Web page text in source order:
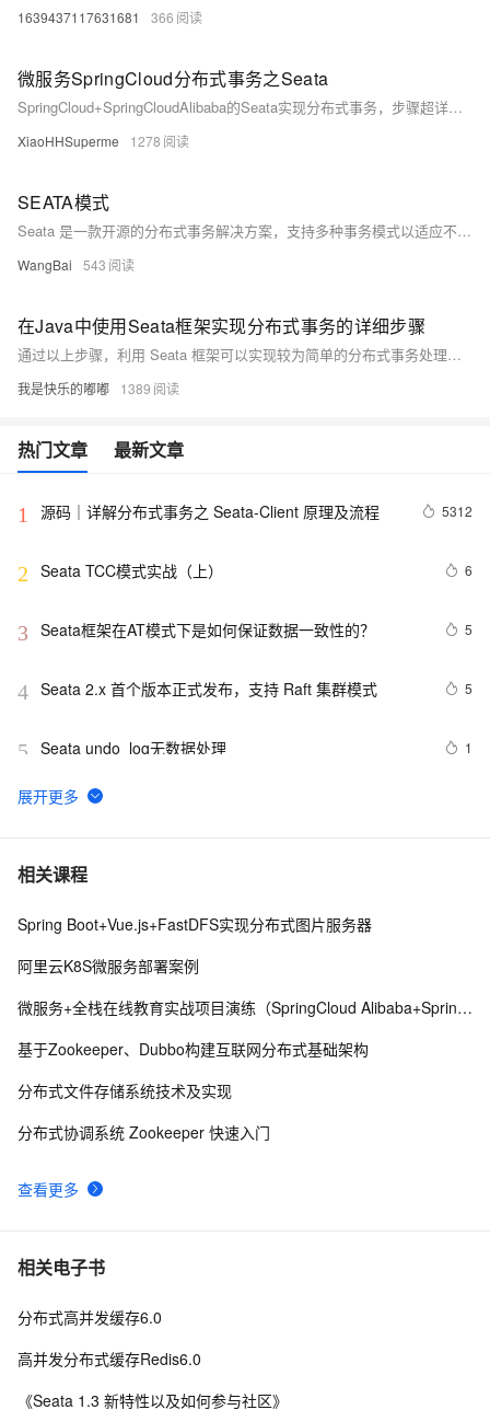
1639437117631681 366
微服务SpringCloud分布式事务之Seata
SpringCloud+SpringCloudAlibaba的Seata实现分布式事务，步骤超详细，附带视频教程
XiaoHHSuperme 1278
SEATA模式
Seata 是一款开源的分布式事务解决方案，支持多种事务模式以适应不同的应用场景。其主要模式包括：AT（TCC）模式，事务分三阶段执行；TCC 模式，提供更灵活的事务控制；SAGA 模式，基于状态机实现跨服务的事务一致性；XA 模式，采用传统两阶段提交协议确保数据一致性。
WangBai 543
在Java中使用Seata框架实现分布式事务的详细步骤
通过以上步骤，利用 Seata 框架可以实现较为简单的分布式事务处理。在实际应用中，还需要根据具体业务需求进行更详细的配置和处理。同时，要注意处理各种异常情况，以确保分布式事务的正确执行。
我是快乐的嘟嘟 1389
热门文章 最新文章
1 源码｜详解分布式事务之 Seata-Client 原理及流程 5312
2 Seata TCC模式实战（上） 6
3 Seata框架在AT模式下是如何保证数据一致性的？ 5
4 Seata 2.x 首个版本正式发布，支持 Raft 集群模式 5
5 Seata undo_log无数据处理 1
6 Seata TCC模式原理与实战
7 Seata常见问题之服务端 error日志没有输出,客户端执行
8 手把手教你Spring Cloud集成Seata XA模式
10从0到1 手把手搭建spring cloud alibaba 微服务大型应用
同一台服务器下报连接不上 127.0.0.1 8091 问题
相关课程
查看更多
Spring Boot+Vue.js+FastDFS实现分布式图片服务器
阿里云K8S微服务部署案例
微服务+全栈在线教育实战项目演练（SpringCloud Alibaba+SpringBoot）
基于Zookeeper、Dubbo构建互联网分布式基础架构
分布式文件存储系统技术及实现
分布式协调系统 Zookeeper 快速入门
相关电子书
分布式高并发缓存6.0
高并发分布式缓存Redis6.0
《Seata 1.3 新特性以及如何参与社区》